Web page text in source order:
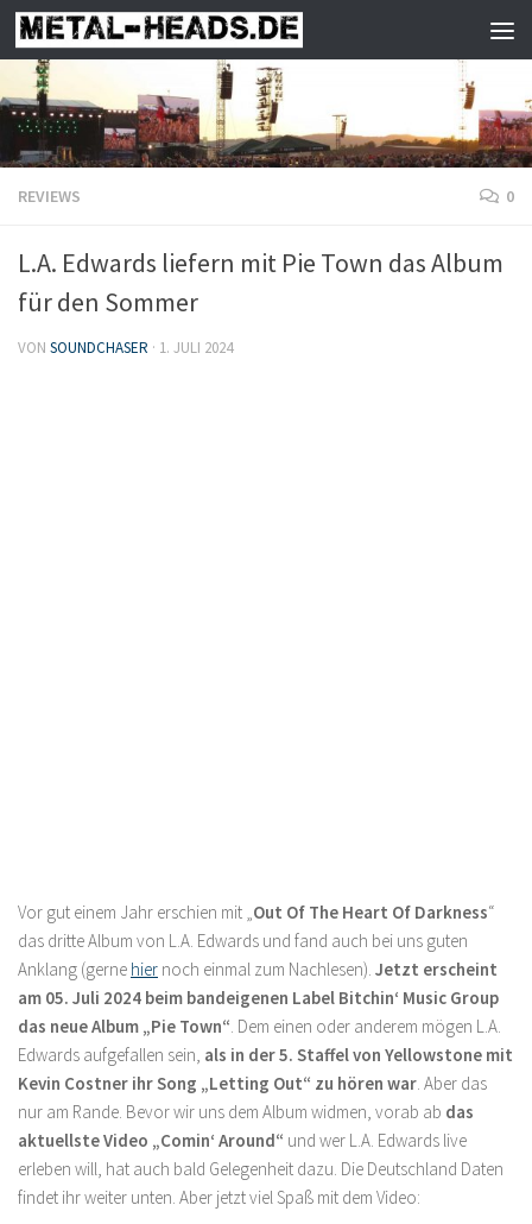
Zum Inhalt springen
REVIEWS 0
L.A. Edwards liefern mit Pie Town das Album
für den Sommer
VON SOUNDCHASER · 1. JULI 2024
Vor gut einem Jahr erschien mit „Out Of The Heart Of Darkness“
das dritte Album von L.A. Edwards und fand auch bei uns guten
Anklang (gerne hier noch einmal zum Nachlesen). Jetzt erscheint
am 05. Juli 2024 beim bandeigenen Label Bitchin‘ Music Group
das neue Album „Pie Town“. Dem einen oder anderem mögen L.A.
Edwards aufgefallen sein, als in der 5. Staffel von Yellowstone mit
Kevin Costner ihr Song „Letting Out“ zu hören war. Aber das
nur am Rande. Bevor wir uns dem Album widmen, vorab ab das
aktuellste Video „Comin‘ Around“ und wer L.A. Edwards live
erleben will, hat auch bald Gelegenheit dazu. Die Deutschland Daten
findet ihr weiter unten. Aber jetzt viel Spaß mit dem Video: